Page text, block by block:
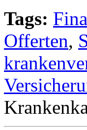
Tags:
Offerten,